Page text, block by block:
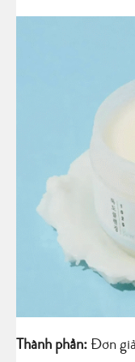
Thành phần: Đơn